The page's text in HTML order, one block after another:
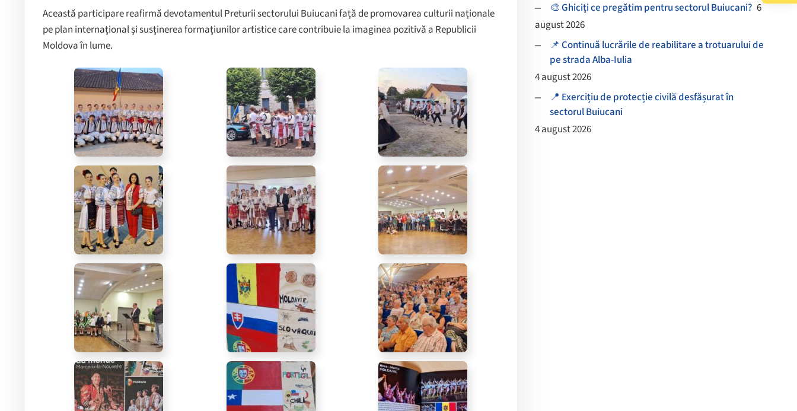
Această participare reafirmă devotamentul Preturii sectorului Buiucani față de promovarea culturii naționale
pe plan internațional și susținerea formațiunilor artistice care contribuie la imaginea pozitivă a Republicii
Moldova în lume.
🎨 Ghiciți ce pregătim pentru sectorul Buiucani? 6
august 2026
📌 Continuă lucrările de reabilitare a trotuarului de
pe strada Alba-Iulia
4 august 2026
📍 Exercițiu de protecție civilă desfășurat în
sectorul Buiucani
4 august 2026